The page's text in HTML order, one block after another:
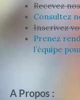
Recevez
Consultez
Inscrivez
Prenez
l’équipe
A Propos :